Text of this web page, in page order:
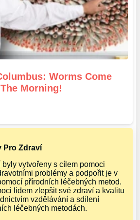
Worms Come
Morning!
Pro Zdraví
vytvořeny s cílem pomoci
problémy a podpořit je v
přírodních léčebných metod.
lidem zlepšit své zdraví a kvalitu
vzdělávání a sdílení
léčebných metodách.